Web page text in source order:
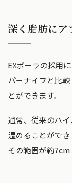
深く脂肪にア
EXポーラの採用
パーナイフと比
とができます。
通常、従来のハ
温めることがで
その範囲が約7cm